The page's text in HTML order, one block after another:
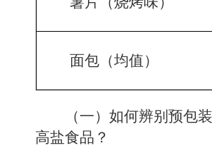
面包（均值）
（一）如何辨别预包
高盐食品？